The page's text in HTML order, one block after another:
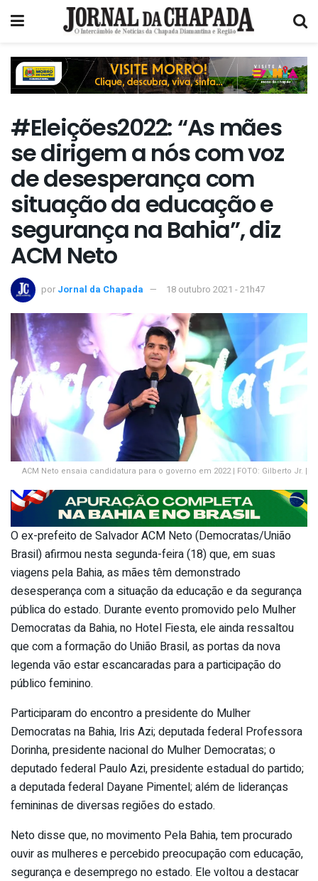
#Eleições2022: “As mães
se dirigem a nós com voz
de desesperança com
situação da educação e
segurança na Bahia”, diz
ACM Neto
por Jornal da Chapada 18 outubro 2021 - 21h47
ACM Neto ensaia candidatura para o governo em 2022 | FOTO: Gilberto Jr. |
O ex-prefeito de Salvador ACM Neto (Democratas/União
Brasil) afirmou nesta segunda-feira (18) que, em suas
viagens pela Bahia, as mães têm demonstrado
desesperança com a situação da educação e da segurança
pública do estado. Durante evento promovido pelo Mulher
Democratas da Bahia, no Hotel Fiesta, ele ainda ressaltou
que com a formação do União Brasil, as portas da nova
legenda vão estar escancaradas para a participação do
público feminino.
Participaram do encontro a presidente do Mulher
Democratas na Bahia, Iris Azi; deputada federal Professora
Dorinha, presidente nacional do Mulher Democratas; o
deputado federal Paulo Azi, presidente estadual do partido;
a deputada federal Dayane Pimentel; além de lideranças
femininas de diversas regiões do estado.
Neto disse que, no movimento Pela Bahia, tem procurado
ouvir as mulheres e percebido preocupação com educação,
segurança e desemprego no estado. Ele voltou a destacar